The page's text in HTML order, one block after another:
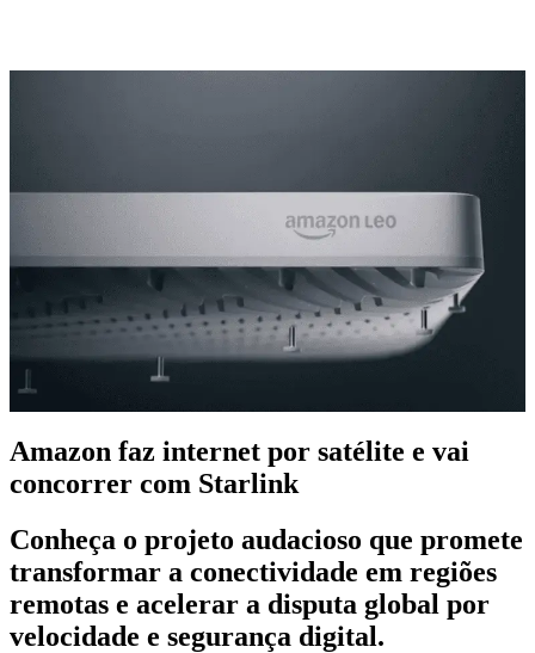
Amazon faz internet por satélite e vai
concorrer com Starlink
Conheça o projeto audacioso que promete
transformar a conectividade em regiões
remotas e acelerar a disputa global por
velocidade e segurança digital.